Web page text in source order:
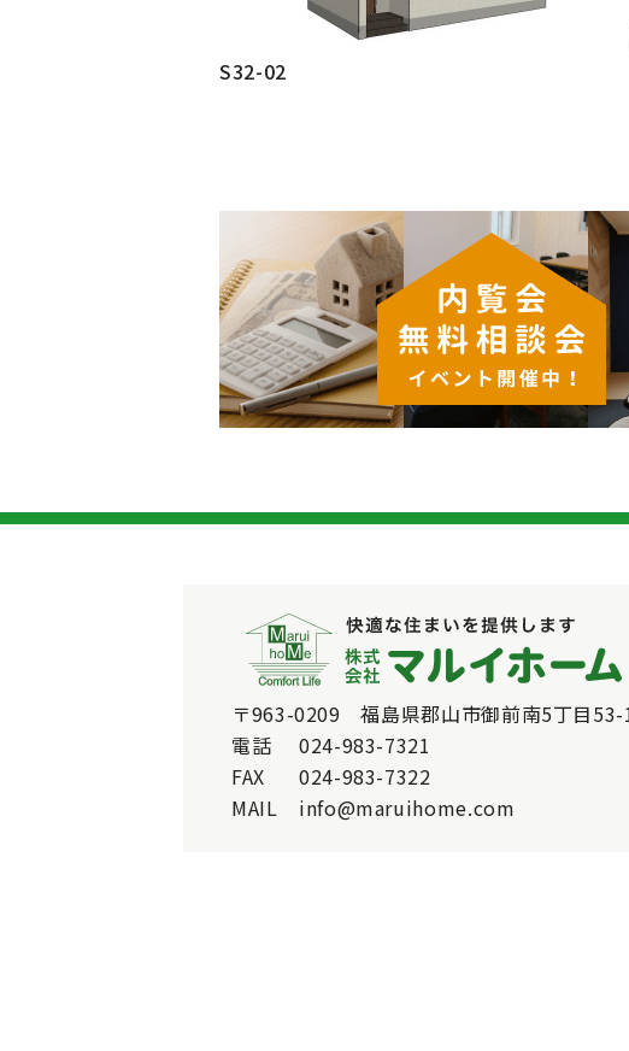
S32-02
〒963-0209 福島県郡山市御前南5丁目53-
電話
024-983-7321
FAX
024-983-7322
MAIL
info@maruihome.com